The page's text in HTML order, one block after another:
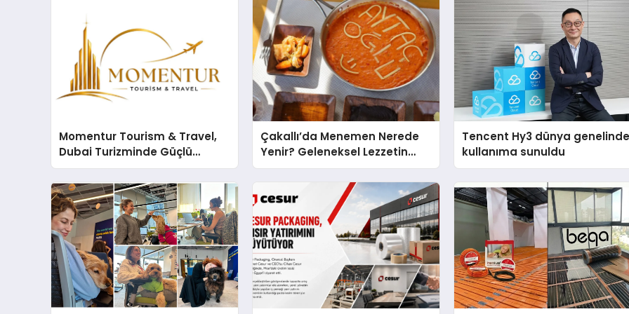
Momentur Tourism & Travel,
Dubai Turizminde Güçlü
Operasyon Ağıyla Fark
Yaratıyor
Çakallı’da Menemen Nerede
Yenir? Geleneksel Lezzetin
Adresi
Tencent Hy3 dünya
kullanıma sunuldu